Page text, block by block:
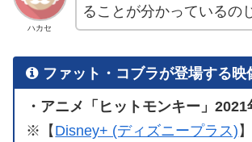
ハカセ
ることが分かっているの
ファット・コブラが登場する映
・アニメ「ヒットモンキー」2021
※【 Disney+ (ディズニープラス)